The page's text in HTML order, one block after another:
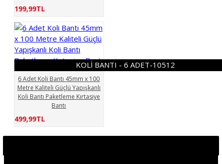
199,99TL
KOLİ BANTI - 6 ADET-10512
6 Adet Koli Bantı 45mm x 100
Metre Kaliteli Güçlü Yapışkanlı
Koli Bantı Paketleme Kırtasiye
Bantı
499,99TL